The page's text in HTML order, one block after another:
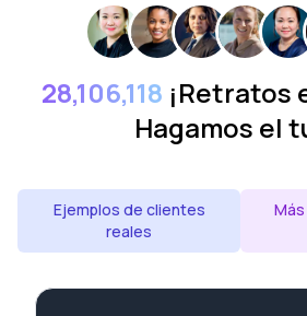
28,106,118 ¡Retratos
Hagamos el
Ejemplos de clientes
reales